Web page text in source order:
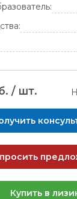
/ шт.
Купить в